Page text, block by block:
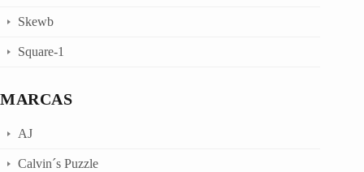
Skewb
Square-1
MARCAS
AJ
Calvin´s Puzzle